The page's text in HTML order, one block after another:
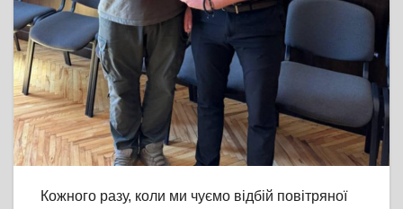
Кожного разу, коли ми чуємо відбій повітряної